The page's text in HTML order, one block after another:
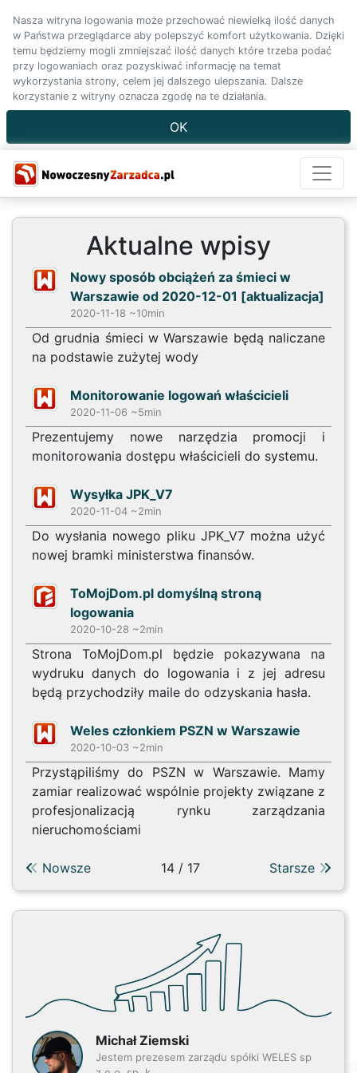
Nasza witryna logowania może przechować niewielką ilość danych
w Państwa przeglądarce aby polepszyć komfort użytkowania. Dzięki
temu będziemy mogli zmniejszać ilość danych które trzeba podać
przy logowaniach oraz pozyskiwać informację na temat
wykorzystania strony, celem jej dalszego ulepszania. Dalsze
korzystanie z witryny oznacza zgodę na te działania.
OK
Aktualne wpisy
Nowy sposób obciążeń za śmieci w
Warszawie od 2020-12-01 [aktualizacja]
2020-11-18 ~10min
Od grudnia śmieci w Warszawie będą naliczane
na podstawie zużytej wody
Monitorowanie logowań właścicieli
2020-11-06 ~5min
Prezentujemy nowe narzędzia promocji i
monitorowania dostępu właścicieli do systemu.
Wysyłka JPK_V7
2020-11-04 ~2min
Do wysłania nowego pliku JPK_V7 można użyć
nowej bramki ministerstwa finansów.
ToMojDom.pl domyślną stroną
logowania
2020-10-28 ~2min
Strona ToMojDom.pl będzie pokazywana na
wydruku danych do logowania i z jej adresu
będą przychodziły maile do odzyskania hasła.
Weles członkiem PSZN w Warszawie
2020-10-03 ~2min
Przystąpiliśmy do PSZN w Warszawie. Mamy
zamiar realizować wspólnie projekty związane z
profesjonalizacją rynku zarządzania
nieruchomościami
Nowsze 14 / 17 Starsze
Michał Ziemski
Jestem prezesem zarządu spółki WELES sp